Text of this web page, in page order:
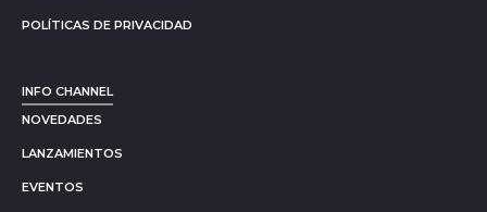
POLÍTICAS DE PRIVACIDAD
INFO CHANNEL
NOVEDADES
LANZAMIENTOS
EVENTOS